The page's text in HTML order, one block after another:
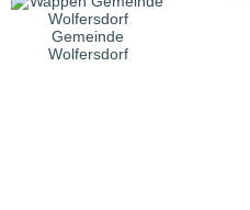
Gemeinde
Wolfersdorf